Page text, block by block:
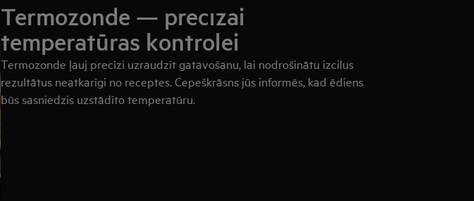
Termozonde — precīzai
temperatūras kontrolei
Termozonde ļauj precīzi uzraudzīt gatavošanu, lai nodrošinātu izcilus
rezultātus neatkarīgi no receptes. Cepeškrāsns jūs informēs, kad ēdiens
būs sasniedzis uzstādīto temperatūru.